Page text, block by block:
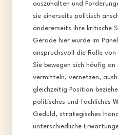
auszuhalten und
sie einerseits politisch
andererseits ihre kritische
Gerade hier wurde im
anspruchsvoll die Rolle
Sie bewegen sich häufig
vermitteln, vernetzen,
gleichzeitig Position
politisches und fachliches
Geduld, strategisches
unterschiedliche